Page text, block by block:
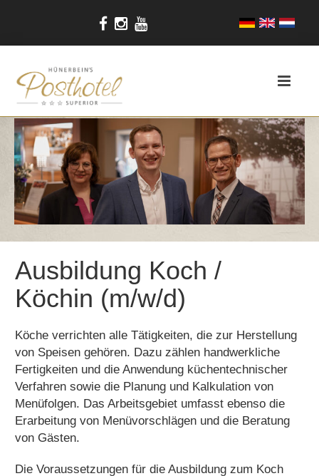
Ausbildung Koch /
Köchin (m/w/d)
Köche verrichten alle Tätigkeiten, die zur Herstellung
von Speisen gehören. Dazu zählen handwerkliche
Fertigkeiten und die Anwendung küchentechnischer
Verfahren sowie die Planung und Kalkulation von
Menüfolgen. Das Arbeitsgebiet umfasst ebenso die
Erarbeitung von Menüvorschlägen und die Beratung
von Gästen.
Die Voraussetzungen für die Ausbildung zum Koch